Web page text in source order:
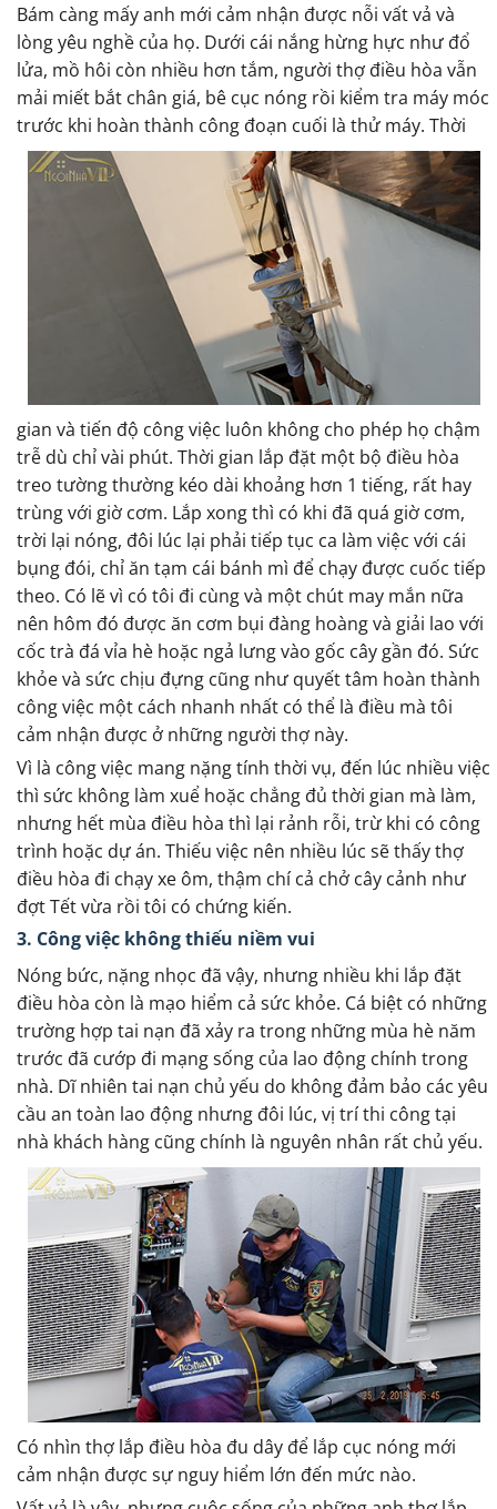
Bám càng mấy anh mới cảm nhận được nỗi vất vả và
lòng yêu nghề của họ. Dưới cái nắng hừng hực như đổ
lửa, mồ hôi còn nhiều hơn tắm, người thợ điều hòa vẫn
mải miết bắt chân giá, bê cục nóng rồi kiểm tra máy móc
trước khi hoàn thành công đoạn cuối là thử máy. Thời
gian và tiến độ công việc luôn không cho phép họ chậm
trễ dù chỉ vài phút. Thời gian lắp đặt một bộ điều hòa
treo tường thường kéo dài khoảng hơn 1 tiếng, rất hay
trùng với giờ cơm. Lắp xong thì có khi đã quá giờ cơm,
trời lại nóng, đôi lúc lại phải tiếp tục ca làm việc với cái
bụng đói, chỉ ăn tạm cái bánh mì để chạy được cuốc tiếp
theo. Có lẽ vì có tôi đi cùng và một chút may mắn nữa
nên hôm đó được ăn cơm bụi đàng hoàng và giải lao với
cốc trà đá vỉa hè hoặc ngả lưng vào gốc cây gần đó. Sức
khỏe và sức chịu đựng cũng như quyết tâm hoàn thành
công việc một cách nhanh nhất có thể là điều mà tôi
cảm nhận được ở những người thợ này.
Vì là công việc mang nặng tính thời vụ, đến lúc nhiều việc
thì sức không làm xuể hoặc chẳng đủ thời gian mà làm,
nhưng hết mùa điều hòa thì lại rảnh rỗi, trừ khi có công
trình hoặc dự án. Thiếu việc nên nhiều lúc sẽ thấy thợ
điều hòa đi chạy xe ôm, thậm chí cả chở cây cảnh như
đợt Tết vừa rồi tôi có chứng kiến.
3. Công việc không thiếu niềm vui
Nóng bức, nặng nhọc đã vậy, nhưng nhiều khi lắp đặt
điều hòa còn là mạo hiểm cả sức khỏe. Cá biệt có những
trường hợp tai nạn đã xảy ra trong những mùa hè năm
trước đã cướp đi mạng sống của lao động chính trong
nhà. Dĩ nhiên tai nạn chủ yếu do không đảm bảo các yêu
cầu an toàn lao động nhưng đôi lúc, vị trí thi công tại
nhà khách hàng cũng chính là nguyên nhân rất chủ yếu.
Có nhìn thợ lắp điều hòa đu dây để lắp cục nóng mới
cảm nhận được sự nguy hiểm lớn đến mức nào.